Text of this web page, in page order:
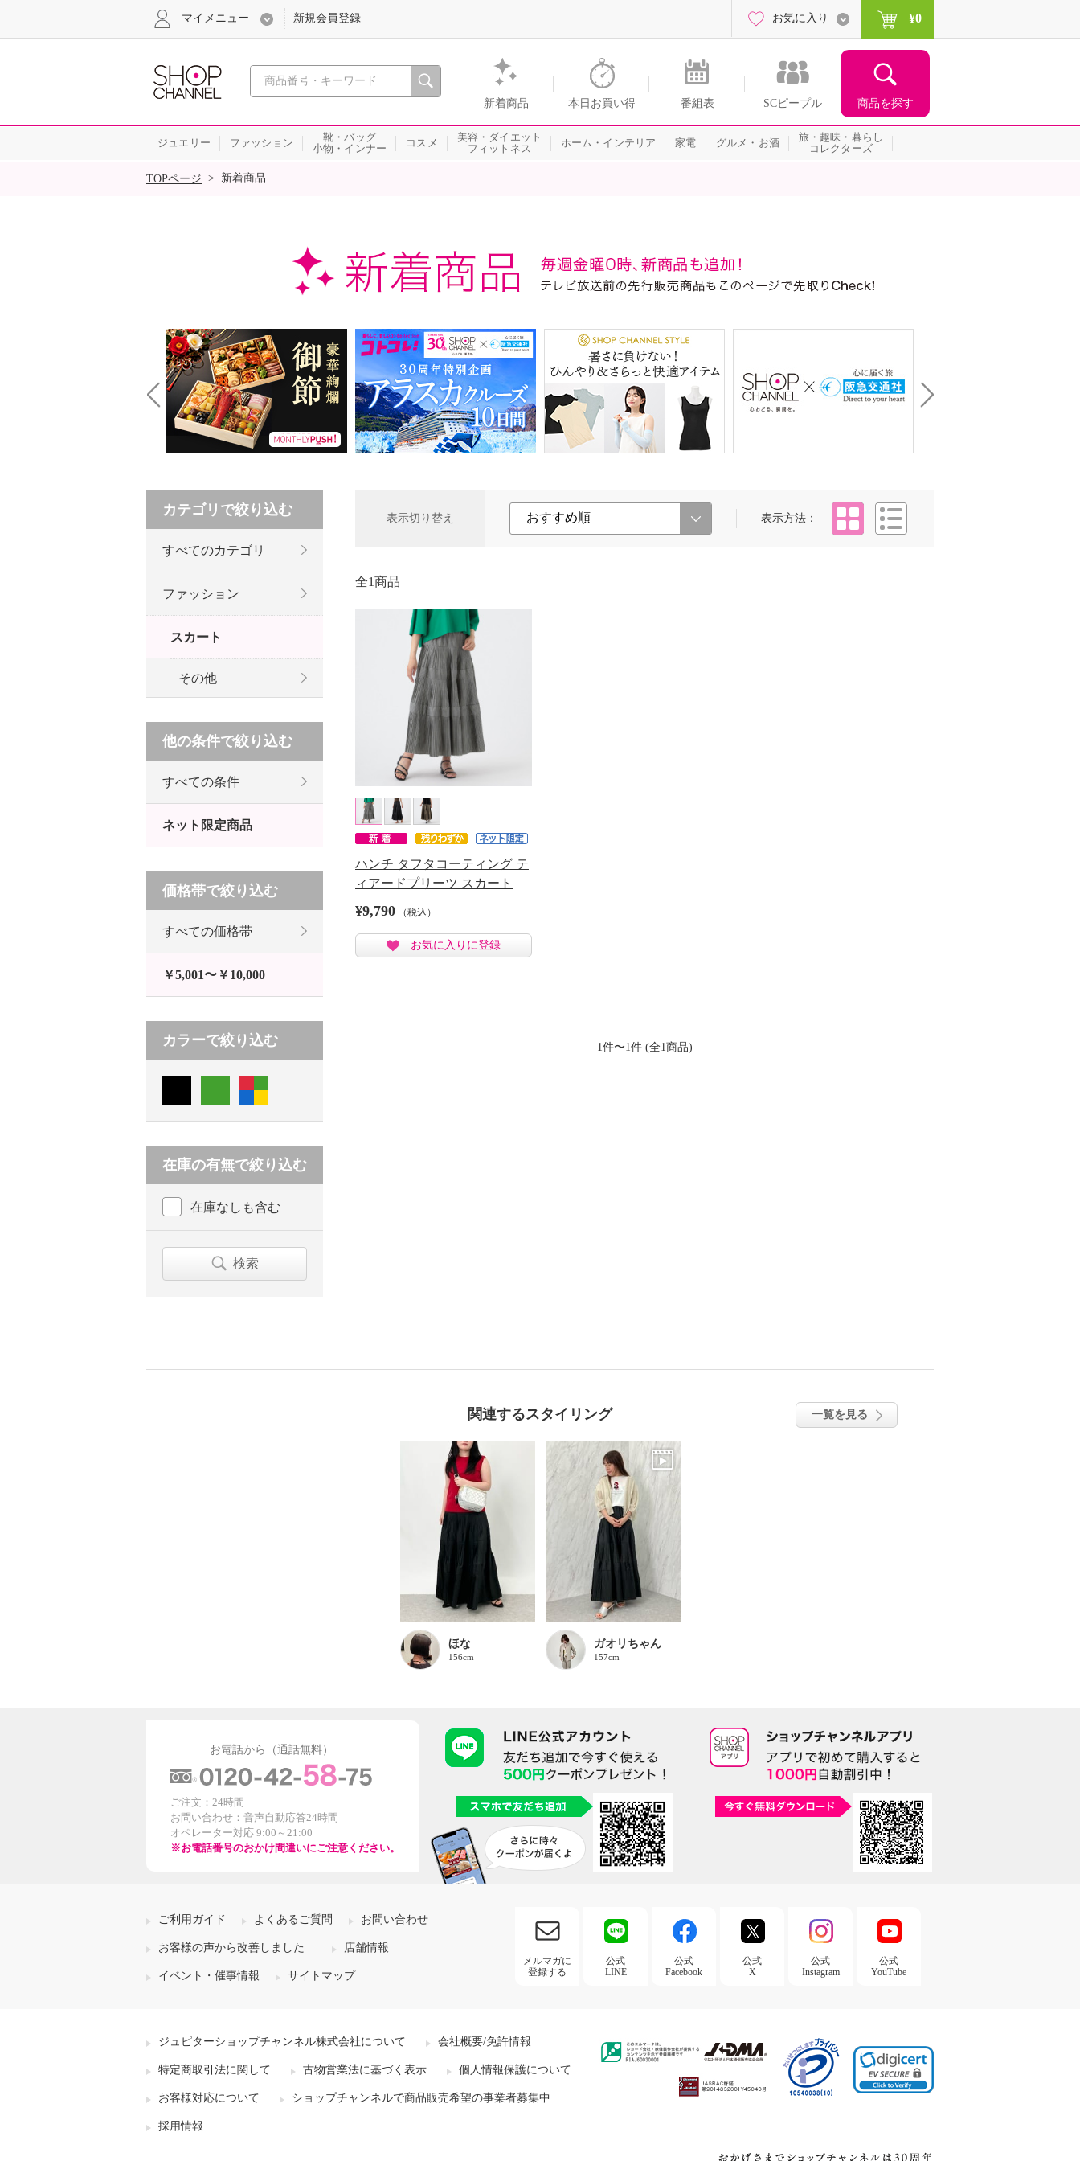
心おどる、瞬間を。通販・テレビショッピングのショップチャンネル
新着商品 本日お買い得 番組表 SCピープル 商品を探す
マイメニュー 新規会員登録 お気に入り ¥0
ジュエリー ファッション
靴・バッグ
小物・インナー
コスメ
美容・ダイエット
フィットネス
ホーム・インテリア 家電 グルメ・お酒
旅・趣味・暮らし
コレクターズ
SALE
TOPページ > 新着商品
表示切り替え 表示方法
タイル
全1商品
ハンチ タフタコーティング テ
ィアードプリーツ スカート
¥9,790 （税込）
お気に入りに登録
1件〜1件 (全1商品)
カテゴリで絞り込む
すべてのカテゴリ
ファッション
スカート
その他
他の条件で絞り込む
すべての条件
ネット限定商品
価格帯で絞り込む
すべての価格帯
￥5,001〜￥10,000
カラーで絞り込む
在庫の有無で絞り込む
在庫なしも含む
検索
関連するスタイリング 一覧を見る
ほな
156cm
ガオリちゃん
157cm
お電話から（通話無料）
ご注文：24時間
お問い合わせ：音声自動応答24時間
オペレーター対応 9:00～21:00
※お電話番号のおかけ間違いにご注意ください。
ご利用ガイド よくあるご質問 お問い合わせ
お客様の声から改善しました 店舗情報
イベント・催事情報 サイトマップ
メルマガに
登録する
公式
LINE
公式
Facebook
公式
X
公式
Instagram
公式
YouTube
ジュピターショップチャンネル株式会社について 会社概要/免許情報
特定商取引法に関して 古物営業法に基づく表示 個人情報保護について
お客様対応について ショップチャンネルで商品販売希望の事業者募集中
採用情報